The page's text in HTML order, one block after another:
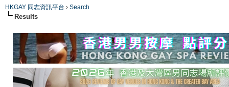
HKGAY 同志資訊平台 › Search
Results